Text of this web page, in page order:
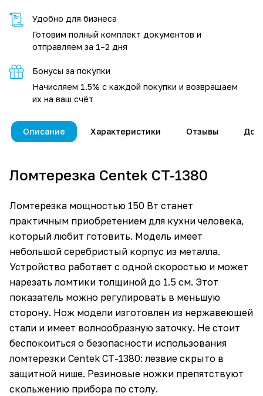
Удобно для бизнеса
Готовим полный комплект документов и
отправляем за 1–2 дня
Бонусы за покупки
Начисляем 1.5% с каждой покупки и возвращаем
их на ваш счёт
Описание Характеристики Отзывы
Ломтерезка Centek CT-1380
Ломтерезка мощностью 150 Вт станет
практичным приобретением для кухни человека,
который любит готовить. Модель имеет
небольшой серебристый корпус из металла.
Устройство работает с одной скоростью и может
нарезать ломтики толщиной до 1.5 см. Этот
показатель можно регулировать в меньшую
сторону. Нож модели изготовлен из нержавеющей
стали и имеет волнообразную заточку. Не стоит
беспокоиться о безопасности использования
ломтерезки Centek CT-1380: лезвие скрыто в
защитной нише. Резиновые ножки препятствуют
скольжению прибора по столу.